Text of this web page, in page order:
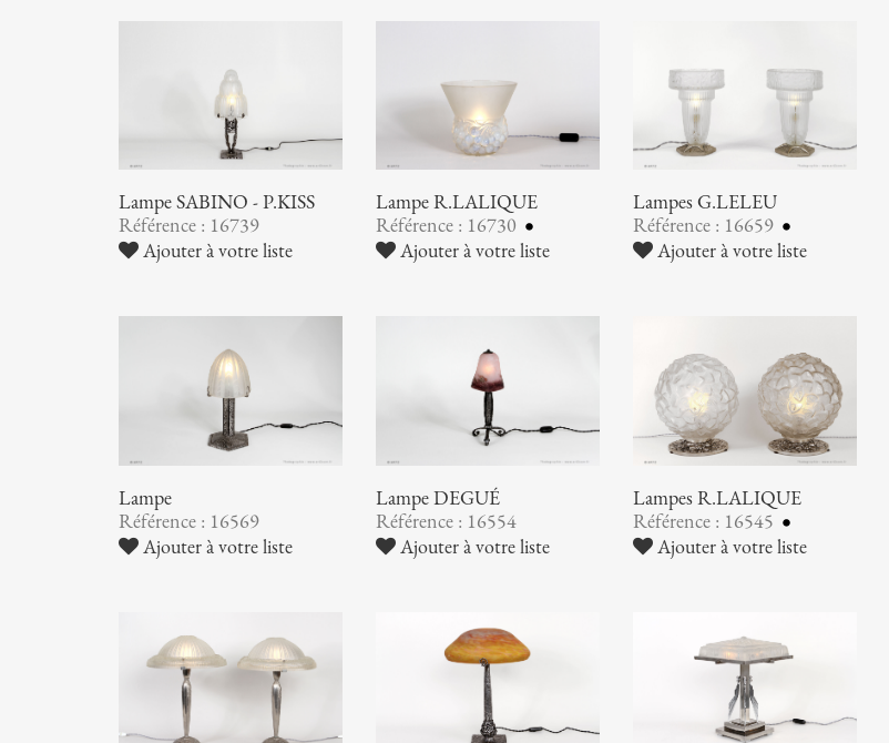
Lampe SABINO - P.KISS
Référence : 16739
Ajouter à votre liste
Lampe R.LALIQUE
Référence : 16730
Ajouter à votre liste
Lampes G.LELEU
Référence : 16659
Ajouter à votre liste
Lampe
Référence : 16569
Ajouter à votre liste
Lampe DEGUÉ
Référence : 16554
Ajouter à votre liste
Lampes R.LALIQUE
Référence : 16545
Ajouter à votre liste